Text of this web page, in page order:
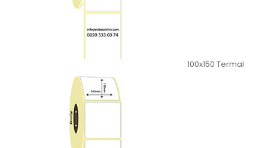
100x150 Termal